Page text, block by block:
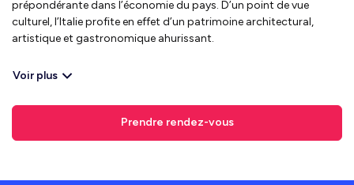
prépondérante dans l’économie du pays. D’un point de vue
culturel, l’Italie profite en effet d’un patrimoine architectural,
artistique et gastronomique ahurissant.
Voir plus
Prendre rendez-vous